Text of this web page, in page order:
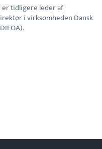
er tidligere leder af
i virksomheden Dansk